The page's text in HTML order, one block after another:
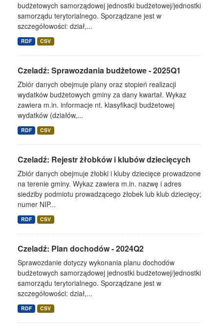
budżetowych samorządowej jednostki budżetowej/jednostki
samorządu terytorialnego. Sporządzane jest w
szczegółowości: dział,...
RDF CSV
Czeladź: Sprawozdania budżetowe - 2025Q1
Zbiór danych obejmuje plany oraz stopień realizacji
wydatków budżetowych gminy za dany kwartał. Wykaz
zawiera m.in. informacje nt. klasyfikacji budżetowej
wydatków (działów,...
RDF CSV
Czeladź: Rejestr żłobków i klubów dziecięcych
Zbiór danych obejmuje żłobki i kluby dziecięce prowadzone
na terenie gminy. Wykaz zawiera m.in. nazwę i adres
siedziby podmiotu prowadzącego żłobek lub klub dziecięcy;
numer NIP...
RDF CSV
Czeladź: Plan dochodów - 2024Q2
Sprawozdanie dotyczy wykonania planu dochodów
budżetowych samorządowej jednostki budżetowej/jednostki
samorządu terytorialnego. Sporządzane jest w
szczegółowości: dział,...
RDF CSV